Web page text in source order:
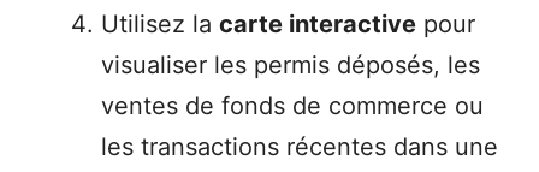
Utilisez la carte interactive pour
visualiser les permis déposés, les
ventes de fonds de commerce ou
les transactions récentes dans une